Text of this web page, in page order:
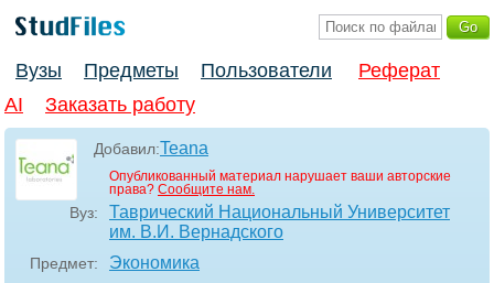
Вузы Предметы Пользователи
Реферат
AI
Заказать работу
Добавил:Teana
Опубликованный материал нарушает ваши авторские
права? Сообщите нам.
Вуз:
Таврический Национальный Университет
им. В.И. Вернадского
Предмет: Экономика